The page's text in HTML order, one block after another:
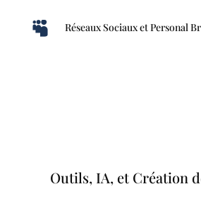
 Réseaux Sociaux et Personal
Outils, IA, et Création